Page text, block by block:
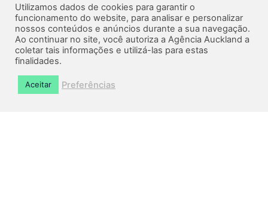
MENU
Home
O que fazemos
Sobre Nós
Cases
Utilizamos dados de cookies para garantir o
funcionamento do website, para analisar e personalizar
nossos conteúdos e anúncios durante a sua navegação.
Ao continuar no site, você autoriza a Agência Auckland a
coletar tais informações e utilizá-las para estas
finalidades.
Aceitar Preferências